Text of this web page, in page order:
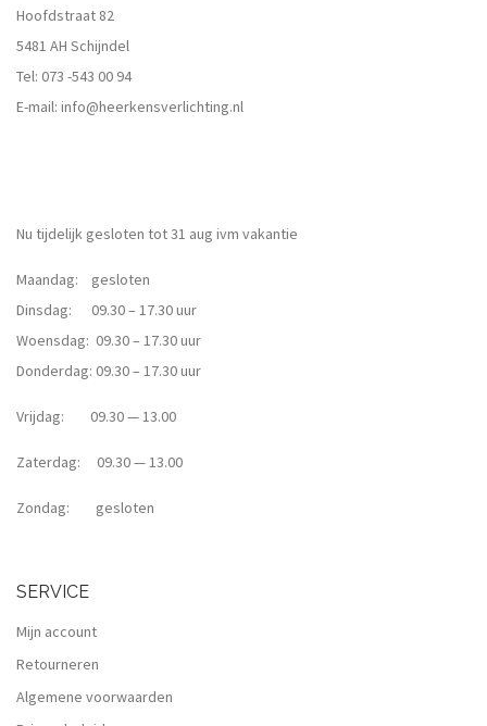
Hoofdstraat 82
5481 AH Schijndel
Tel: 073 -543 00 94
E-mail: info@heerkensverlichting.nl
Nu tijdelijk gesloten tot 31 aug ivm vakantie
Maandag: gesloten
Dinsdag: 09.30 – 17.30 uur
Woensdag: 09.30 – 17.30 uur
Donderdag: 09.30 – 17.30 uur
Vrijdag: 09.30 — 13.00
Zaterdag: 09.30 — 13.00
Zondag: gesloten
SERVICE
Mijn account
Retourneren
Algemene voorwaarden